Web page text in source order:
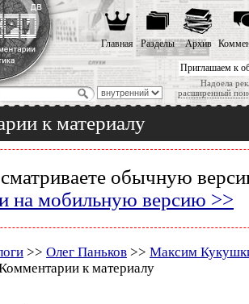
Приглашаем к
Надоела
расширенный
Главная Разделы Архив
к материалу
обычную
на мобильную версию >>
>> Олег Паньков >> Максим
к материалу